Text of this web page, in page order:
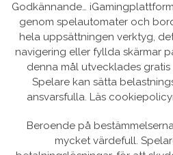
Godkännande…
genom spelautomater och
hela uppsättningen verktyg,
navigering eller fyllda skärmar
denna mål utvecklades
Spelare kan sätta
ansvarsfulla. Läs
Beroende på
mycket värdefull.